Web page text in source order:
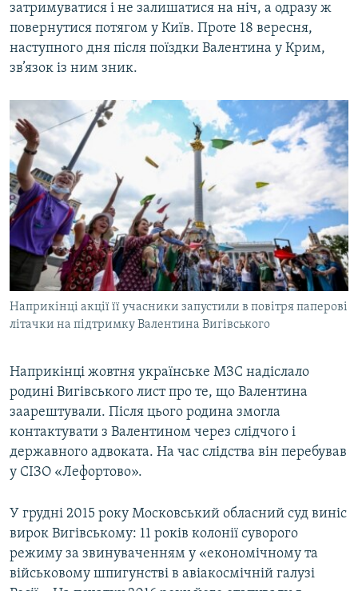
затримуватися і не залишатися на ніч, а одразу ж
повернутися потягом у Київ. Проте 18 вересня,
наступного дня після поїздки Валентина у Крим,
зв’язок із ним зник.
Наприкінці акції її учасники запустили в повітря паперові
літачки на підтримку Валентина Вигівського
Наприкінці жовтня українське МЗС надіслало
родині Вигівського лист про те, що Валентина
заарештували. Після цього родина змогла
контактувати з Валентином через слідчого і
державного адвоката. На час слідства він перебував
у СІЗО «Лефортово».
У грудні 2015 року Московський обласний суд виніс
вирок Вигівському: 11 років колонії суворого
режиму за звинуваченням у «економічному та
військовому шпигунстві в авіакосмічній галузі